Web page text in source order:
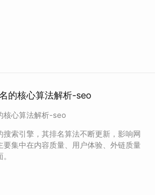
的核心算法解析-seo
核心算法解析-seo
搜索引擎，其排名算法不断更新，影响网
要集中在内容质量、用户体验、外链质量